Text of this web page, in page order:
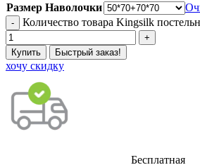
Размер Наволочки
Количество товара Kingsilk
Купить Быстрый заказ!
хочу скидку
Бесплатная